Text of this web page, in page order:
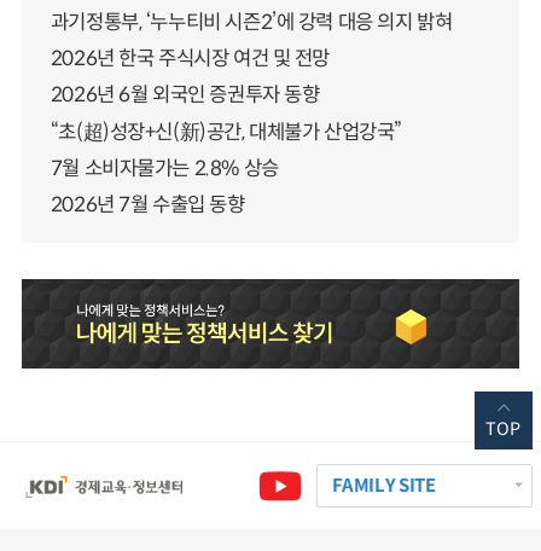
과기정통부, ‘누누티비 시즌2’에 강력 대응 의지 밝혀
2026년 한국 주식시장 여건 및 전망
2026년 6월 외국인 증권투자 동향
“초(超)성장+신(新)공간, 대체불가 산업강국”
7월 소비자물가는 2.8% 상승
2026년 7월 수출입 동향
FAMILY SITE
TOP